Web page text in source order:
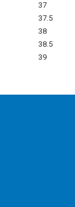
37
37.5
38
38.5
39